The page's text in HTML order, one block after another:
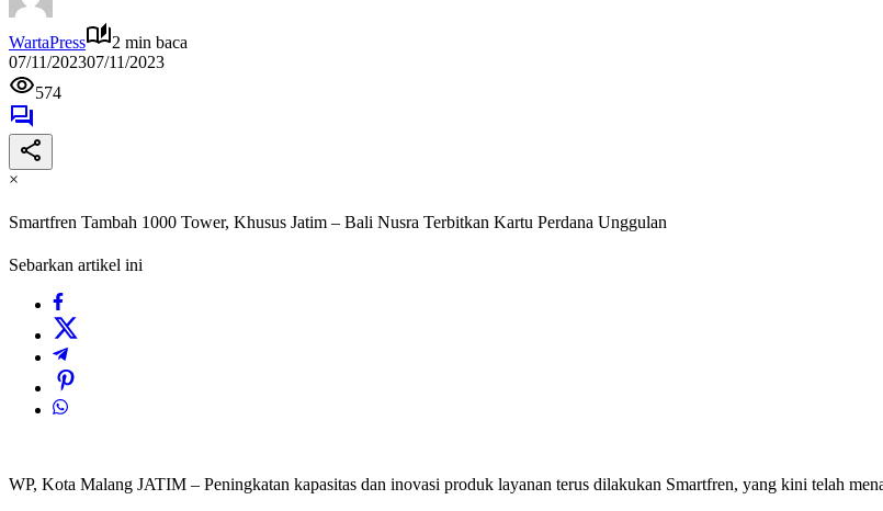
WartaPress
2 min baca
07/11/202307/11/2023
574
×
Smartfren Tambah 1000 Tower, Khusus Jatim – Bali Nusra Terbitkan Kartu Perdana Unggulan
Sebarkan artikel ini
WP, Kota Malang JATIM – Peningkatan kapasitas dan inovasi produk layanan terus dilakukan Smartfren, yang kini telah